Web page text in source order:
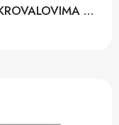
KOMBINOVANA PEĆNICA SA MIKROVALOVIMA H 7440 BM EDST